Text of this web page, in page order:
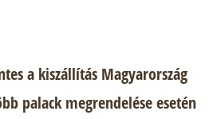
a kiszállítás Magyarország
palack megrendelése esetén